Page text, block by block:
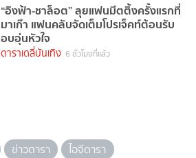
“อิงฟ้า-ชาล็อต” ลุยแฟนมีตติ้งครั้งแรกที่
มาเก๊า แฟนคลับจัดเต็มโปรเจ็คท์ต้อนรับ
อบอุ่นหัวใจ
ดาราเดลี่บันเทิง 6 ชั่วโมงที่แล้ว
ข่าวดารา
ไอจีดารา